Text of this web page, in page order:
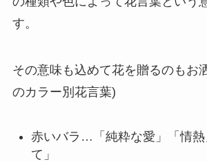
ベーシック
ハーバリウム
す。
その意味も込めて花を贈るのもお
のカラー別花言葉)
赤いバラ…「純粋な愛」「情熱
て」